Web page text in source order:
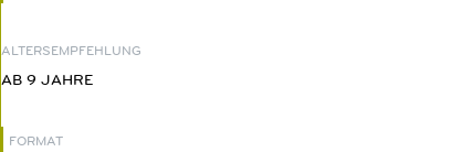
ALTERSEMPFEHLUNG
AB 9 JAHRE
FORMAT